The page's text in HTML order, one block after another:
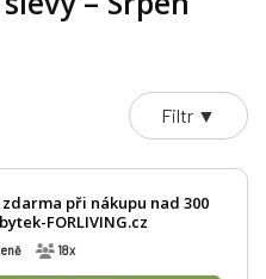
Filtr ▼
při nákupu nad 300
FORLIVING.cz
18x